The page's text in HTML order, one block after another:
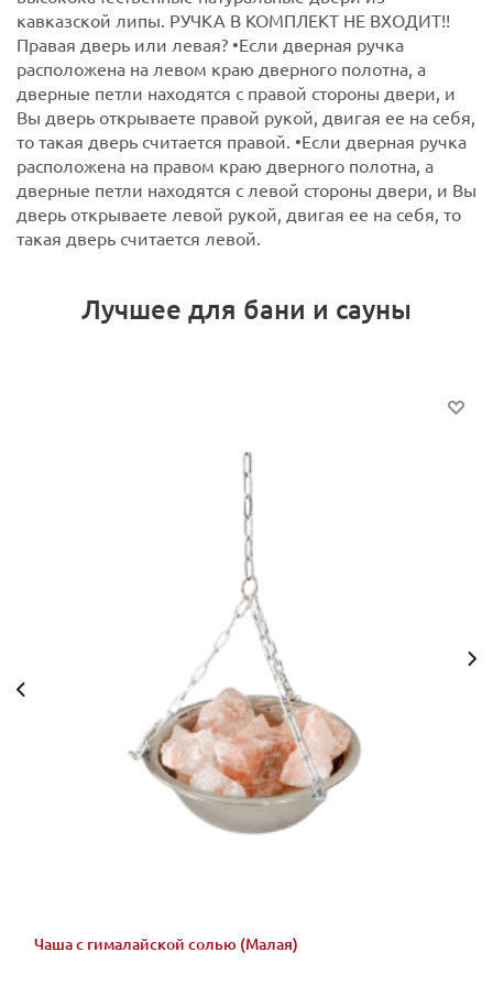
кавказской липы. РУЧКА В КОМПЛЕКТ НЕ ВХОДИТ!!
Правая дверь или левая? •Если дверная ручка
расположена на левом краю дверного полотна, а
дверные петли находятся с правой стороны двери, и
Вы дверь открываете правой рукой, двигая ее на себя,
то такая дверь считается правой. •Если дверная ручка
расположена на правом краю дверного полотна, а
дверные петли находятся с левой стороны двери, и Вы
дверь открываете левой рукой, двигая ее на себя, то
такая дверь считается левой.
Лучшее для бани и сауны
Чаша с гималайской солью (Малая)